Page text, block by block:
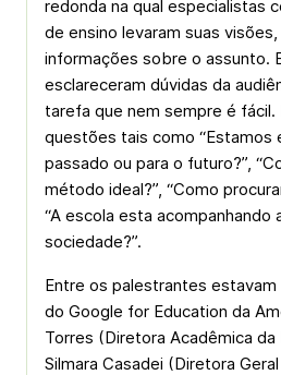
redonda na qual especialistas
de ensino levaram suas
informações sobre o assunto.
esclareceram dúvidas da
tarefa que nem sempre é fácil.
questões tais como “Estamos
passado ou para o futuro?”,
método ideal?”, “Como
“A escola esta acompanhando
sociedade?”.
Entre os palestrantes
do Google for Education da
Torres (Diretora Acadêmica
Silmara Casadei (Diretora